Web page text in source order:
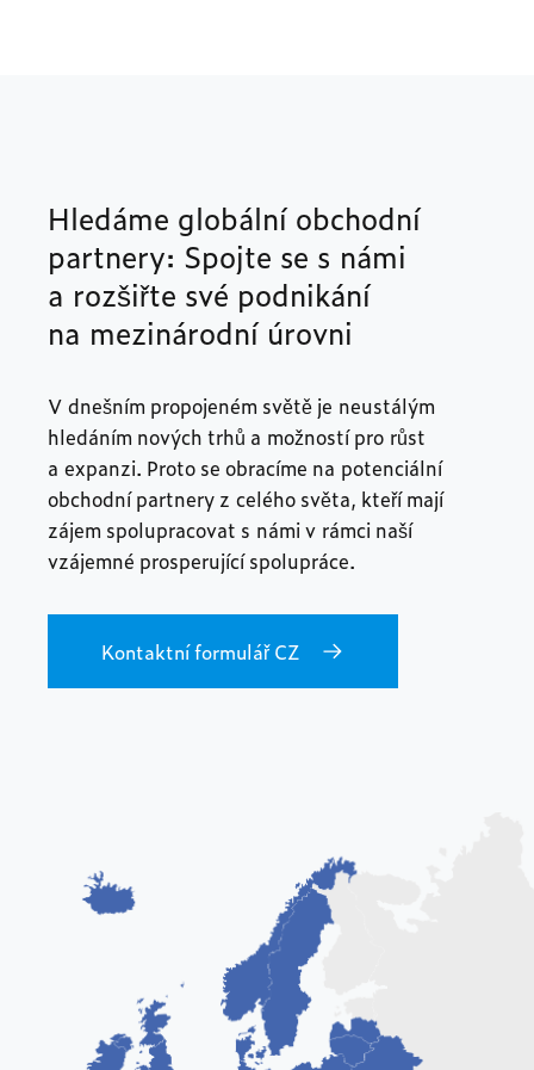
Hledáme globální obchodní
partnery: Spojte se s námi
a rozšiřte své podnikání
na mezinárodní úrovni
V dnešním propojeném světě je neustálým
hledáním nových trhů a možností pro růst
a expanzi. Proto se obracíme na potenciální
obchodní partnery z celého světa, kteří mají
zájem spolupracovat s námi v rámci naší
vzájemné prosperující spolupráce.
Kontaktní formulář CZ